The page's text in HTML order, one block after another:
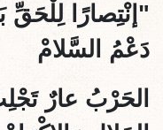
"إنْتِصارًا لِلْحَقِّ
دَعْمُ السَّلامْ
الحَرْبُ عارٌ